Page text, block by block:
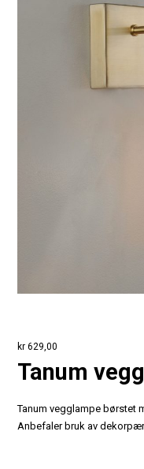
kr 629,00
Tanum vegg
Tanum vegglampe børstet
Anbefaler bruk av